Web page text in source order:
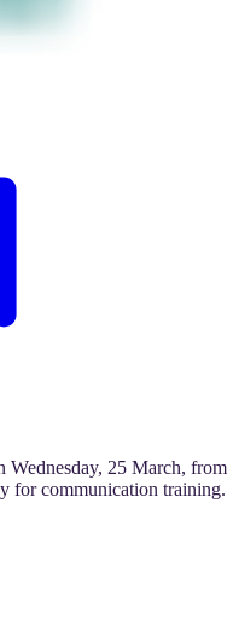
Wednesday, 25 March, from
for communication training.